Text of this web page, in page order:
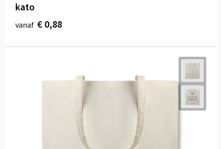
kato
vanaf € 0,88